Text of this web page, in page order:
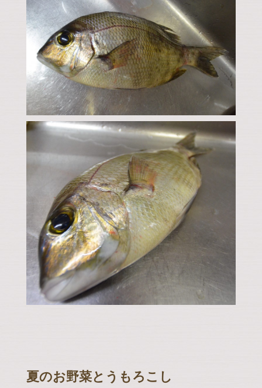
夏のお野菜とうもろこし